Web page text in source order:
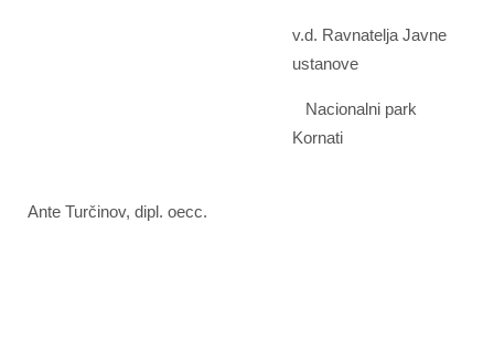
v.d. Ravnatelja Javne
ustanove
Nacionalni park
Kornati
Ante Turčinov, dipl. oecc.